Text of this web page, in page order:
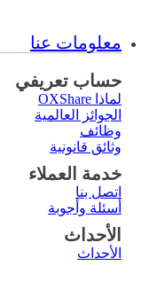
معلومات عنا
حساب تعريفي
لماذا OXShare
الجوائز العالمية
وظائف
وثائق قانونية
خدمة العملاء
اتصل بنا
أسئلة وأجوبة
الأحداث
الأحداث